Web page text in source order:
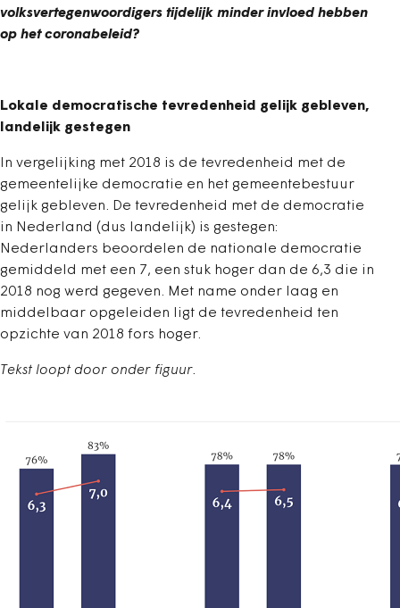
volksvertegenwoordigers tijdelijk minder invloed hebben
op het coronabeleid?
Lokale democratische tevredenheid gelijk gebleven,
landelijk gestegen
In vergelijking met 2018 is de tevredenheid met de
gemeentelijke democratie en het gemeentebestuur
gelijk gebleven. De tevredenheid met de democratie
in Nederland (dus landelijk) is gestegen:
Nederlanders beoordelen de nationale democratie
gemiddeld met een 7, een stuk hoger dan de 6,3 die in
2018 nog werd gegeven. Met name onder laag en
middelbaar opgeleiden ligt de tevredenheid ten
opzichte van 2018 fors hoger.
Tekst loopt door onder figuur.